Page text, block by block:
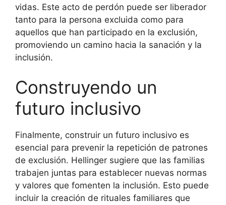
vidas. Este acto de perdón puede ser liberador
tanto para la persona excluida como para
aquellos que han participado en la exclusión,
promoviendo un camino hacia la sanación y la
inclusión.
Construyendo un
futuro inclusivo
Finalmente, construir un futuro inclusivo es
esencial para prevenir la repetición de patrones
de exclusión. Hellinger sugiere que las familias
trabajen juntas para establecer nuevas normas
y valores que fomenten la inclusión. Esto puede
incluir la creación de rituales familiares que